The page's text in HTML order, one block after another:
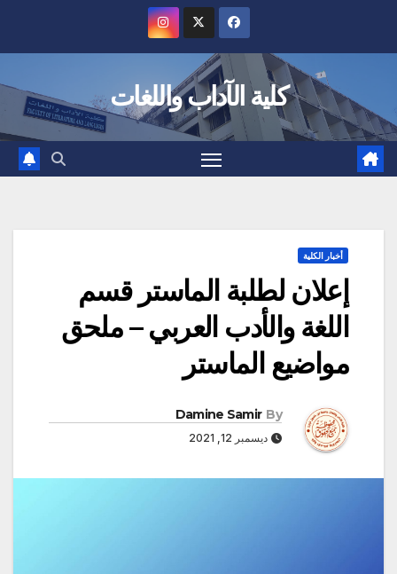
كلية الآداب واللغات
أخبار الكلية
إعلان لطلبة الماستر قسم
اللغة والأدب العربي – ملحق
مواضيع الماستر
By
Damine Samir
ديسمبر 12, 2021